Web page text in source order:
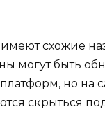
схожие
могут быть
но на
скрыться